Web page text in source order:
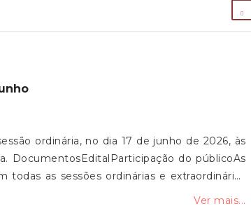
ordinária, no dia 17 de junho de 2026, às
DocumentosEditalParticipação do públicoAs
todas as sessões ordinárias e extraordinárias
lugar no início e no fim dos trabalhos.
Ver mais...